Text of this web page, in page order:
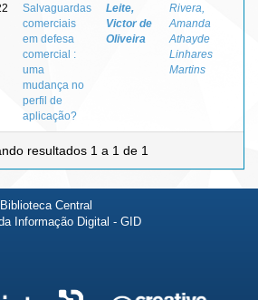
Salvaguardas
comerciais
em defesa
comercial :
uma
mudança no
perfil de
aplicação?
Leite,
Victor de
Oliveira
Rivera,
Amanda
Athayde
Linhares
Martins
resultados 1 a 1 de 1
Central
Informação Digital - GID